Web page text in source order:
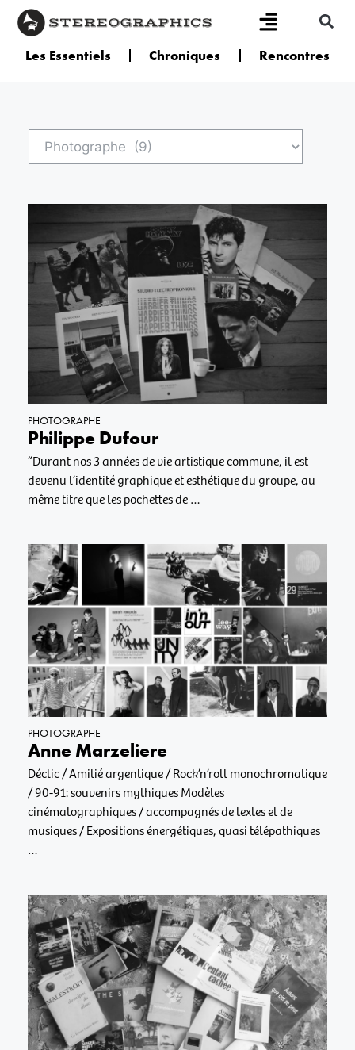
Les Essentiels Chroniques Rencontres
PHOTOGRAPHE
Philippe Dufour
“Durant nos 3 années de vie artistique commune, il est
devenu l’identité graphique et esthétique du groupe, au
même titre que les pochettes de …
PHOTOGRAPHE
Anne Marzeliere
Déclic / Amitié argentique / Rock’n’roll monochromatique
/ 90-91: souvenirs mythiques Modèles
cinématographiques / accompagnés de textes et de
musiques / Expositions énergétiques, quasi télépathiques
…